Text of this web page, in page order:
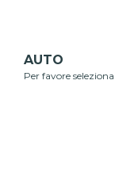
AUTO
Per favore